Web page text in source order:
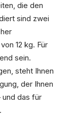
die den
sind zwei
12 kg. Für
sein.
steht Ihnen
der Ihnen
das für